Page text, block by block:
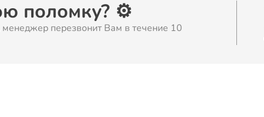
поломку? ⚙️
менеджер перезвонит Вам в течение 10